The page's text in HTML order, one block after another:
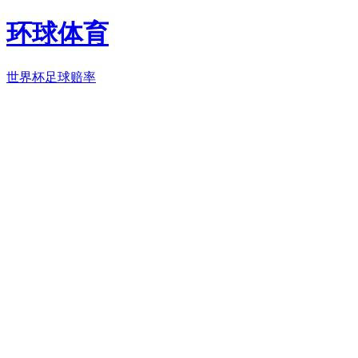
环球体育
世界杯足球赔率